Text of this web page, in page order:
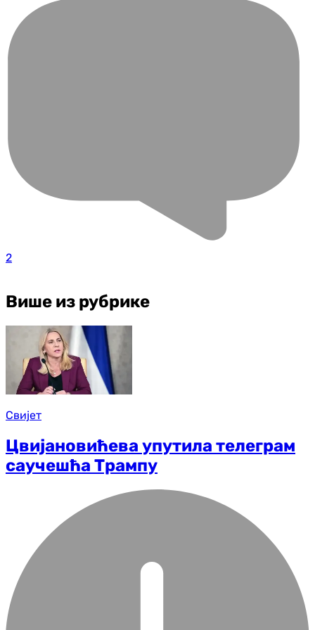
2
Више из рубрике
Свијет
Цвијановићева упутила телеграм
саучешћа Трампу